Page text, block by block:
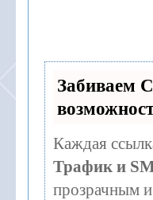
Забиваем
Каждая
Трафик и
прозрачным